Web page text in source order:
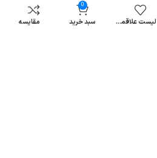
لیست علاقمندی
0
سبد خرید مقایسه